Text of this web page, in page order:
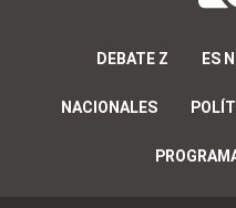
DEBATE Z ES
NACIONALES